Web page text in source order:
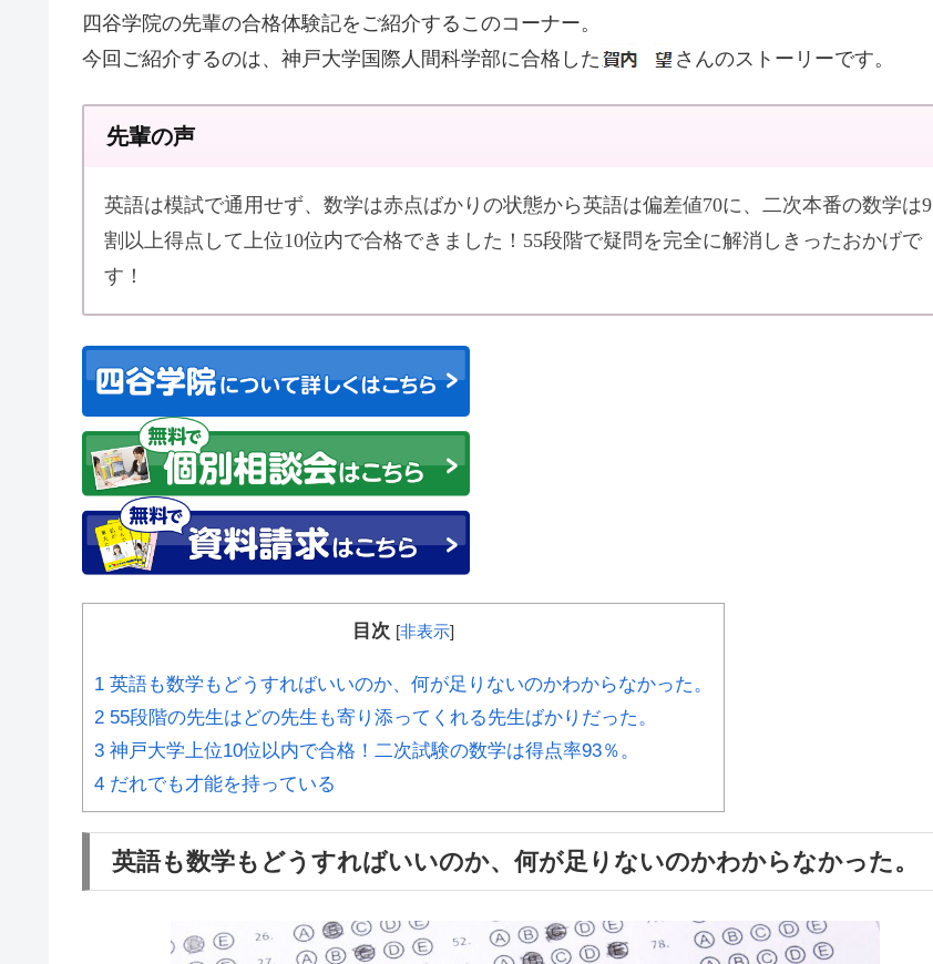
四谷学院の先輩の合格体験記をご紹介するこのコーナー。
今回ご紹介するのは、神戸大学国際人間科学部に合格した
さんのストーリーです。
先輩の声
英語は模試で通用せず、数学は赤点ばかりの状態から英語は偏差値70に、二次本番の数学は9
割以上得点して上位10位内で合格できました！55段階で疑問を完全に解消しきったおかげで
す！
目次 [非表示]
1 英語も数学もどうすればいいのか、何が足りないのかわからなかった。
2 55段階の先生はどの先生も寄り添ってくれる先生ばかりだった。
3 神戸大学上位10位以内で合格！二次試験の数学は得点率93％。
4 だれでも才能を持っている
英語も数学もどうすればいいのか、何が足りないのかわからなかった。